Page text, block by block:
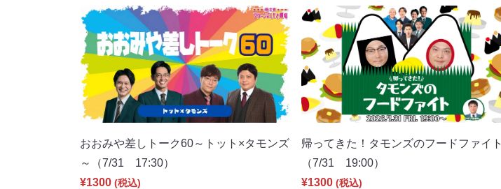
おおみや差しトーク60～トット×タモンズ
～（7/31 17:30）
¥1300 (税込)
帰ってきた！タモンズのフードファイト
（7/31 19:00）
¥1300 (税込)